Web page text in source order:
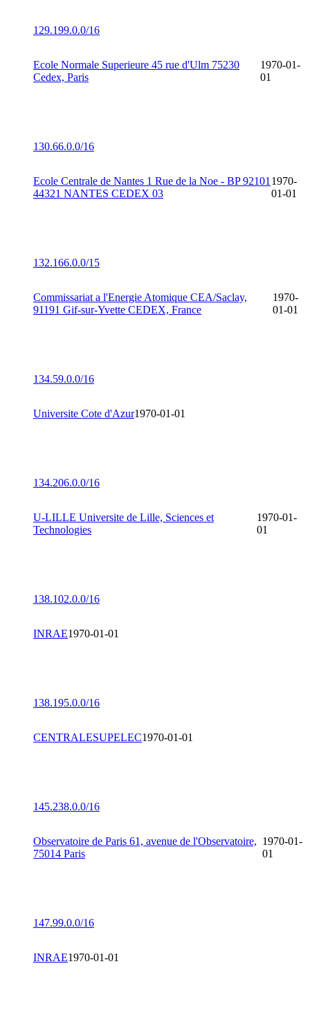
129.199.0.0/16
Ecole Normale Superieure 45 rue d'Ulm 75230
Cedex, Paris
1970-01-
01
130.66.0.0/16
Ecole Centrale de Nantes 1 Rue de la Noe - BP 92101
44321 NANTES CEDEX 03
1970-
01-01
132.166.0.0/15
Commissariat a l'Energie Atomique CEA/Saclay,
91191 Gif-sur-Yvette CEDEX, France
1970-
01-01
134.59.0.0/16
Universite Cote d'Azur1970-01-01
134.206.0.0/16
U-LILLE Universite de Lille, Sciences et
Technologies
1970-01-
01
138.102.0.0/16
INRAE1970-01-01
138.195.0.0/16
CENTRALESUPELEC1970-01-01
145.238.0.0/16
Observatoire de Paris 61, avenue de l'Observatoire,
75014 Paris
1970-01-
01
147.99.0.0/16
INRAE1970-01-01